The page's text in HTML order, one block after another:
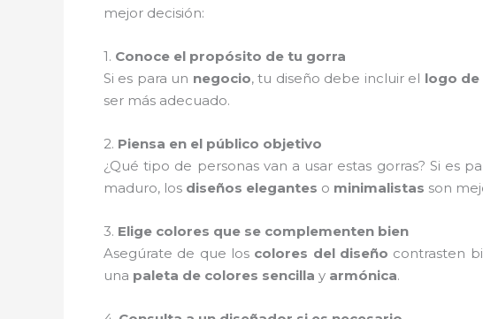
mejor decisión:
1. Conoce el propósito de tu gorra
Si es para un negocio, tu diseño debe incluir el logo de
ser más adecuado.
2. Piensa en el público objetivo
¿Qué tipo de personas van a usar estas gorras? Si es
maduro, los diseños elegantes o minimalistas son
3. Elige colores que se complementen bien
Asegúrate de que los colores del diseño contrasten
una paleta de colores sencilla y armónica.